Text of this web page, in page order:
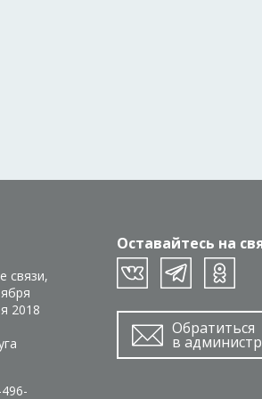
Оставайтесь на
Обратиться
в
связи,
2018